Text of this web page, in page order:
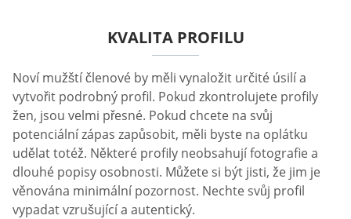
KVALITA PROFILU
Noví mužští členové by měli vynaložit určité úsilí a
vytvořit podrobný profil. Pokud zkontrolujete profily
žen, jsou velmi přesné. Pokud chcete na svůj
potenciální zápas zapůsobit, měli byste na oplátku
udělat totéž. Některé profily neobsahují fotografie a
dlouhé popisy osobnosti. Můžete si být jisti, že jim je
věnována minimální pozornost. Nechte svůj profil
vypadat vzrušující a autentický.